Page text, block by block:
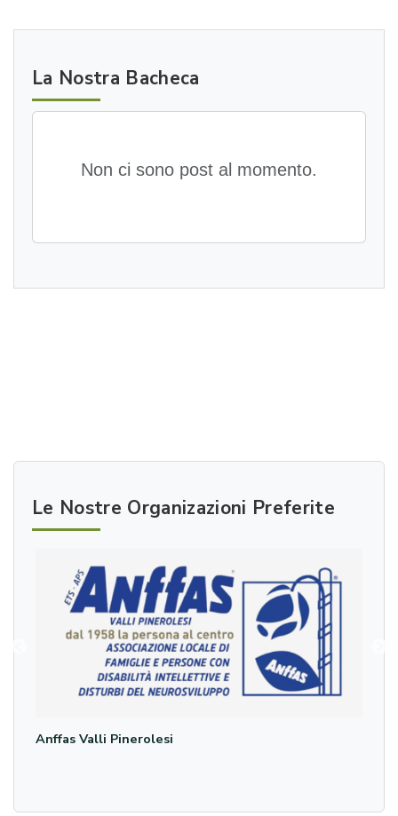
La Nostra Bacheca
Non ci sono post al momento.
Le Nostre Organizazioni Preferite
Anffas Valli Pinerolesi